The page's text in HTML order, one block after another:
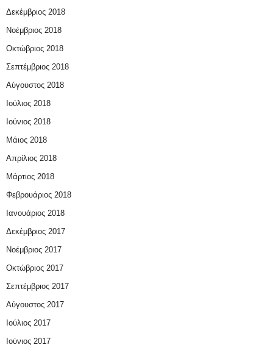
Δεκέμβριος 2018
Νοέμβριος 2018
Οκτώβριος 2018
Σεπτέμβριος 2018
Αύγουστος 2018
Ιούλιος 2018
Ιούνιος 2018
Μάιος 2018
Απρίλιος 2018
Μάρτιος 2018
Φεβρουάριος 2018
Ιανουάριος 2018
Δεκέμβριος 2017
Νοέμβριος 2017
Οκτώβριος 2017
Σεπτέμβριος 2017
Αύγουστος 2017
Ιούλιος 2017
Ιούνιος 2017